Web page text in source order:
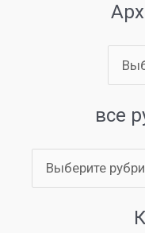
все
рубрики